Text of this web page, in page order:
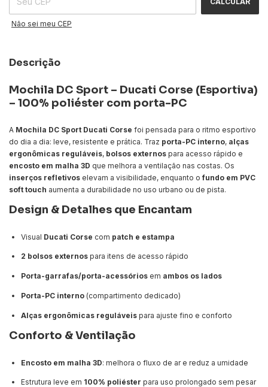
Não sei meu CEP
Descrição
Mochila DC Sport – Ducati Corse (Esportiva)
– 100% poliéster com porta-PC
A Mochila DC Sport Ducati Corse foi pensada para o ritmo esportivo
do dia a dia: leve, resistente e prática. Traz porta-PC interno, alças
ergonômicas reguláveis, bolsos externos para acesso rápido e
encosto em malha 3D que melhora a ventilação nas costas. Os
inserços refletivos elevam a visibilidade, enquanto ofundo em PVC
soft touch aumenta a durabilidade no uso urbano ou de pista.
Design & Detalhes que Encantam
Visual Ducati Corse com patch e estampa
2 bolsos externos para itens de acesso rápido
Porta-garrafas/porta-acessórios em ambos os lados
Porta-PC interno (compartimento dedicado)
Alças ergonômicas reguláveis para ajuste fino e conforto
Conforto & Ventilação
Encosto em malha 3D: melhora o fluxo de ar e reduz a umidade
Estrutura leve em 100% poliéster para uso prolongado sem pesar